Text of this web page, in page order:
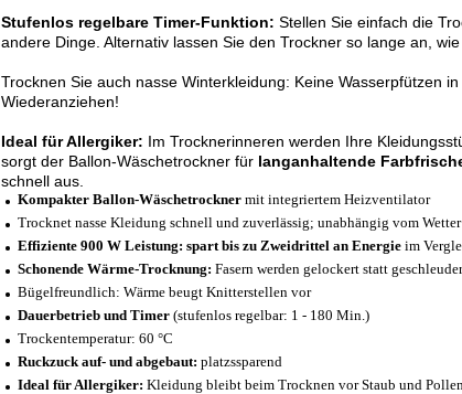
Stufenlos regelbare Timer-Funktion: Stellen Sie einfach die
andere Dinge. Alternativ lassen Sie den Trockner so lange an, wie
Trocknen Sie auch nasse Winterkleidung: Keine Wasserpfützen
Wiederanziehen!
Ideal für Allergiker: Im Trocknerinneren werden Ihre
sorgt der Ballon-Wäschetrockner für langanhaltende
schnell aus.
Kompakter Ballon-Wäschetrockner mit integriertem Heizventilator
Trocknet nasse Kleidung schnell und zuverlässig; unabhängig vom Wetter
Effiziente 900 W Leistung: spart bis zu Zweidrittel an Energie im
Schonende Wärme-Trocknung: Fasern werden gelockert statt
Bügelfreundlich: Wärme beugt Knitterstellen vor
Dauerbetrieb und Timer (stufenlos regelbar: 1 - 180 Min.)
Trockentemperatur: 60 °C
Ruckzuck auf- und abgebaut: platzssparend
Ideal für Allergiker: Kleidung bleibt beim Trocknen vor Staub und